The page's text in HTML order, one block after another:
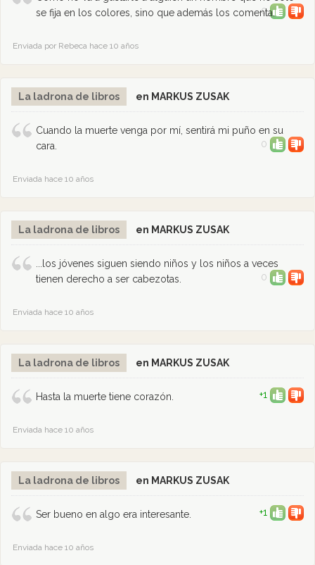
se fija en los colores, sino que además los comenta.
0
Enviada por Rebeca hace 10 años
La ladrona de libros en MARKUS ZUSAK
Cuando la muerte venga por mí, sentirá mi puño en su
cara.
0
Enviada hace 10 años
La ladrona de libros en MARKUS ZUSAK
...los jóvenes siguen siendo niños y los niños a veces
tienen derecho a ser cabezotas.
0
Enviada hace 10 años
La ladrona de libros en MARKUS ZUSAK
Hasta la muerte tiene corazón. +1
Enviada hace 10 años
La ladrona de libros en MARKUS ZUSAK
Ser bueno en algo era interesante. +1
Enviada hace 10 años